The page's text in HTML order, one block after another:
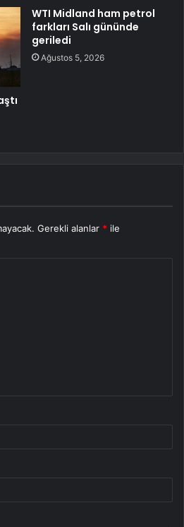
WTI Midland ham petrol
farkları Salı gününde
geriledi
Ağustos 5, 2026
Gerekli alanlar * ile